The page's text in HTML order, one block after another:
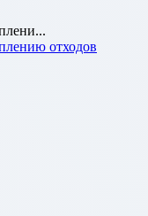
отходов